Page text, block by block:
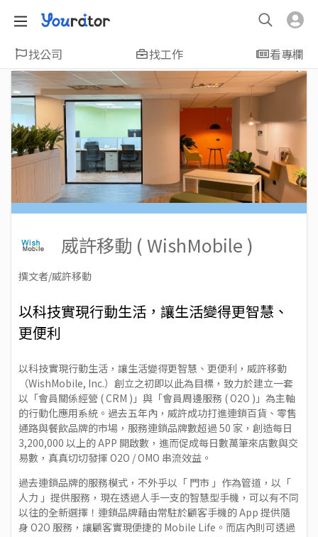
找公司 找工作 看專欄
威許移動 ( WishMobile )
撰文者/威許移動
以科技實現行動生活，讓生活變得更智慧、
更便利
以科技實現行動生活，讓生活變得更智慧、更便利，威許移動
（WishMobile, Inc.）創立之初即以此為目標，致力於建立一套
以「會員關係經營 ( CRM )」與「會員周邊服務 ( O2O )」為主軸
的行動化應用系統。過去五年內，威許成功打進連鎖百貨、零售
通路與餐飲品牌的市場，服務連鎖品牌數超過 50 家，創造每日
3,200,000 以上的 APP 開啟數，進而促成每日數萬筆來店數與交
易數，真真切切發揮 O2O / OMO 串流效益。
過去連鎖品牌的服務模式，不外乎以「 門市 」作為管道，以「
人力 」提供服務，現在透過人手一支的智慧型手機，可以有不同
以往的全新選擇！連鎖品牌藉由常駐於顧客手機的 App 提供隨
身 O2O 服務，讓顧客實現便捷的 Mobile Life。而店內則可透過